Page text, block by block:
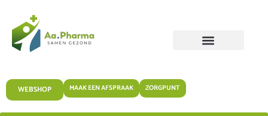
WEBSHOP MAAK EEN AFSPRAAK ZORGPUNT